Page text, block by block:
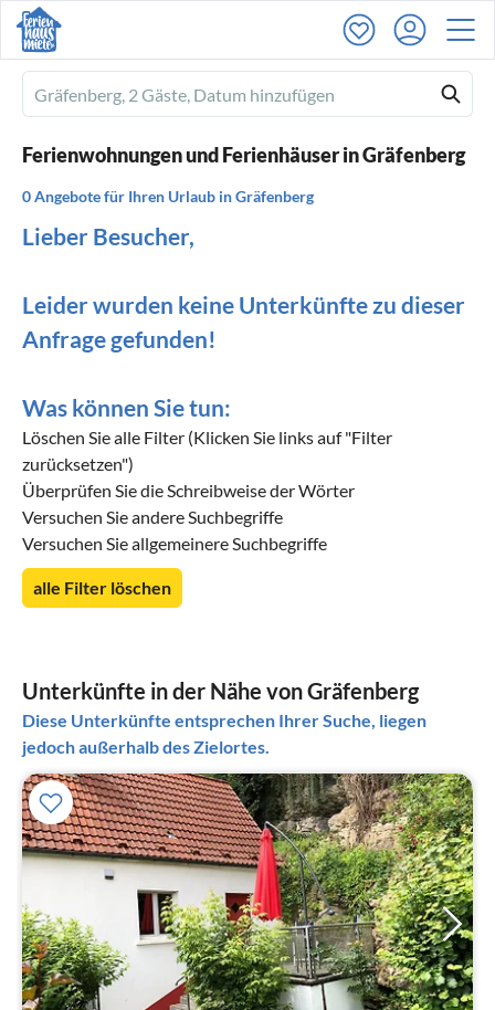
Ferienhausmiete
logo
Ferienwohnungen und Ferienhäuser in Gräfenberg
0 Angebote für Ihren Urlaub in Gräfenberg
Lieber Besucher,
Leider wurden keine Unterkünfte zu dieser
Anfrage gefunden!
Was können Sie tun:
Löschen Sie alle Filter (Klicken Sie links auf "Filter
zurücksetzen")
Überprüfen Sie die Schreibweise der Wörter
Versuchen Sie andere Suchbegriffe
Versuchen Sie allgemeinere Suchbegriffe
alle Filter löschen
Unterkünfte in der Nähe von Gräfenberg
Diese Unterkünfte entsprechen Ihrer Suche, liegen
jedoch außerhalb des Zielortes.